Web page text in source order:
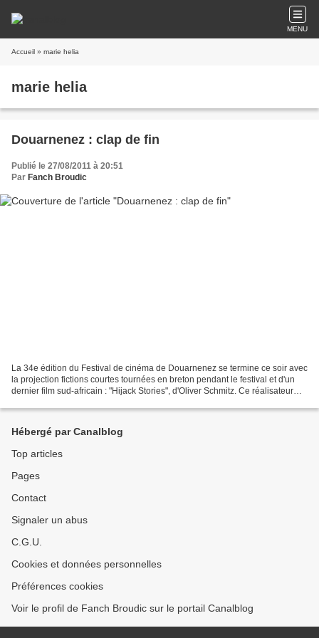
MENU
Accueil » marie helia
marie helia
Douarnenez : clap de fin
Publié le 27/08/2011 à 20:51
Par Fanch Broudic
La 34e édition du Festival de cinéma de Douarnenez se termine ce soir avec
la projection fictions courtes tournées en breton pendant le festival et d'un
dernier film sud-africain : "Hijack Stories", d'Oliver Schmitz. Ce réalisateur
Hébergé par Canalblog
Top articles
Pages
Contact
Signaler un abus
C.G.U.
Cookies et données personnelles
Préférences cookies
Voir le profil de Fanch Broudic sur le portail Canalblog